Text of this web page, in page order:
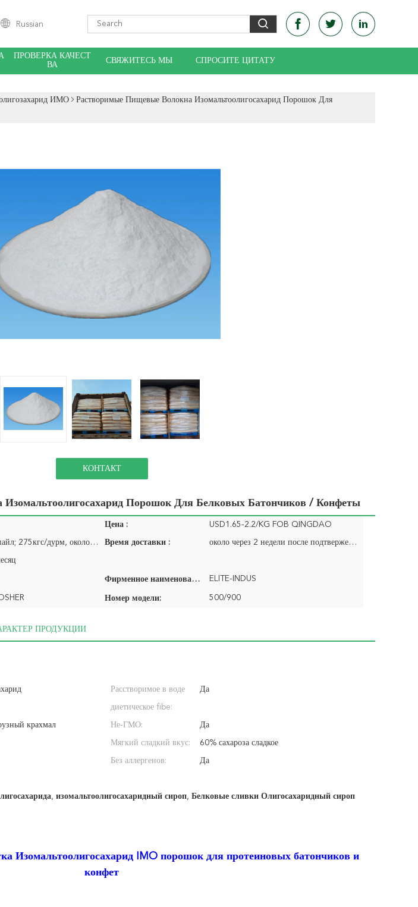
Russian
ПРОВЕРКА КАЧЕСТ
ВА
СВЯЖИТЕСЬ МЫ СПРОСИТЕ ЦИТАТУ
ИМО
Растворимые Пищевые Волокна Изомальтоолигосахарид Порошок Для
КОНТАКТ
Порошок Для Белковых Батончиков / Конфеты
Цена : USD1.65-2.2/KG FOB QINGDAO
сироп: 25кгс/пайл; 275кгс/дурм, около 22 мц/20'гп; 1.4мт/ИБК, около 25,2 мц/20'гп Время доставки : около через 2 недели после подтверженного заказа
Фирменное наименование: ELITE-INDUS
Номер модели: 500/900
ПРОДУКЦИИ
Расстворимое в воде
диетическое fibe:
Да
крахмал Не-ГМО: Да
Мягкий сладкий вкус: 60% сахароза сладкое
Без аллергенов: Да
, изомальтоолигосахаридный сироп, Белковые сливки Олигосахаридный сироп
Изомальтоолигосахарид IMO порошок для протеиновых батончиков и
конфет